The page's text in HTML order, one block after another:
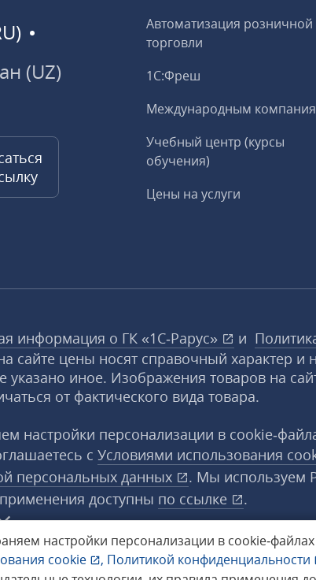
настройки персонализации в
cookie , Политикой конфиденциальности
(UZ)
Автоматизация розничной
торговли
1С:Фреш
Международным
Учебный центр (курсы
обучения)
Цены на услуги
информация о ГК «1С‑Рарус» и
сайте цены носят справочный характер и
указано иное. Изображения товаров на
от фактического вида товара.
настройки персонализации в
с Условиями использования
персональных данных
. Мы используем
доступны по ссылке
.
«1С‑Рарус» ®. Все права защищены.